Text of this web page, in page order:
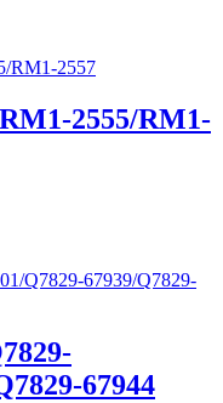
2555/RM1-
67944